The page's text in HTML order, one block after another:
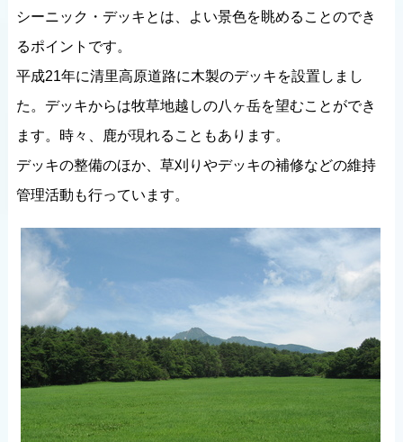
シーニック・デッキとは、よい景色を眺めることのでき
るポイントです。
平成21年に清里高原道路に木製のデッキを設置しまし
た。デッキからは牧草地越しの八ヶ岳を望むことができ
ます。時々、鹿が現れることもあります。
デッキの整備のほか、草刈りやデッキの補修などの維持
管理活動も行っています。